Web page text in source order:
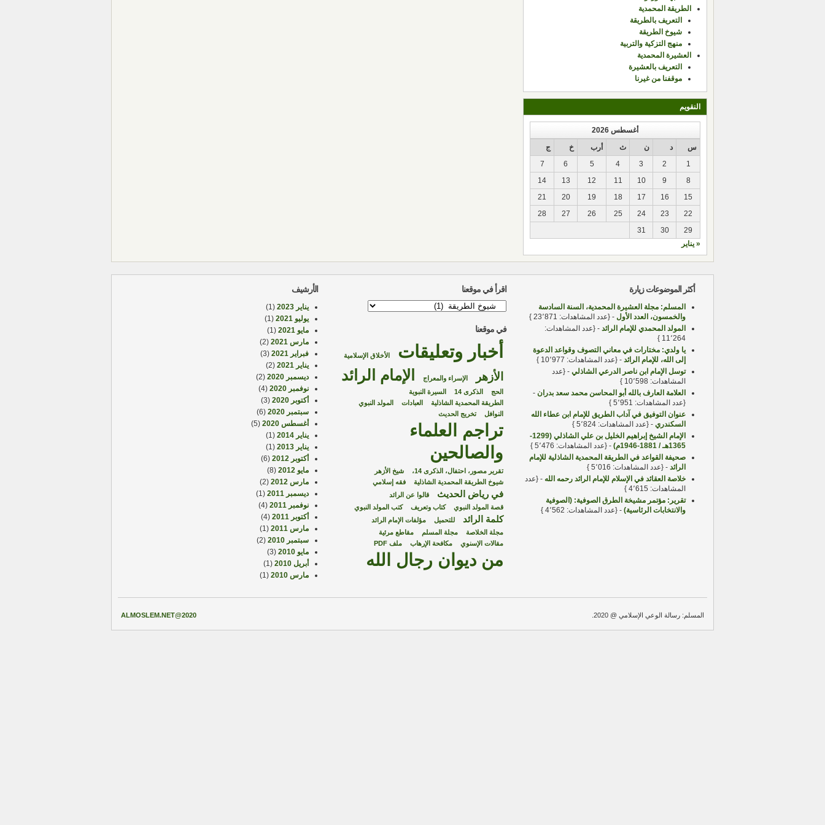
الطريقة المحمدية
التعريف بالطريقة
شيوخ الطريقة
منهج التزكية والتربية
العشيرة المحمدية
التعريف بالعشيرة
موقفنا من غيرنا
النقويم
أغسطس 2026
س
د ن ث أرب خ
ج
1
2
3
4
5
6
7
8
9
10
11
12
13
14
15
16
17
18
19
20
21
22
23
24
25
26
27
28
29
30
31
« يناير
أكثر الموضوعات زيارة
المسلم: مجلة العشيرة المحمدية، السنة السادسة
والخمسون، العدد الأول - {عدد المشاهدات: 23٬871 }
المولد المحمدي للإمام الرائد - {عدد المشاهدات:
11٬264 }
يا ولدي: مختارات في معاني التصوف وقواعد الدعوة
إلى الله، للإمام الرائد - {عدد المشاهدات: 10٬977 }
توسل الإمام ابن ناصر الدرعي الشاذلي - {عدد
المشاهدات: 10٬598 }
العلامة العارف بالله أبو المحاسن محمد سعد بدران -
{عدد المشاهدات: 5٬951 }
عنوان التوفيق في آداب الطريق للإمام ابن عطاء الله
السكندري - {عدد المشاهدات: 5٬824 }
الإمام الشيخ إبراهيم الخليل بن علي الشاذلي (1299-
1365هـ / 1881-1946م)
- {عدد المشاهدات: 5٬476 }
صحيفة القواعد في الطريقة المحمدية الشاذلية للإمام
الرائد - {عدد المشاهدات: 5٬016 }
خلاصة العقائد في الإسلام للإمام الرائد رحمه الله - {عدد
المشاهدات: 4٬615 }
تقرير: مؤتمر مشيخة الطرق الصوفية: (الصوفية
والانتخابات الرئاسية) - {عدد المشاهدات: 4٬562 }
اقرأ في موقعنا
في
موقعنا
في موقعنا
أخبار وتعليقات الأخلاق الإسلامية
الأزهر الإسراء والمعراج الإمام الرائد
الحج الذكرى 14
السيرة النبوية
الطريقة المحمدية الشاذلية
العبادات
المولد النبوي
النوافل
تخريج الحديث
تراجم العلماء
والصالحين
تقرير مصور، احتفال، الذكرى 14،
شيخ الأزهر
شيوخ الطريقة المحمدية الشاذلية
فقه إسلامي
في رياض الحديث
قالوا عن الرائد
قصة المولد النبوي
كتاب وتعريف كتب المولد النبوي
كلمة الرائد للتحميل
مؤلفات الإمام الرائد
مجلة الخلاصة
مجلة المسلم
مقاطع مرئية
مقالات الإسنوي
مكافحة الإرهاب ملف PDF
من ديوان رجال الله
الأرشيف
يناير 2023
(1)
يوليو 2021
(1)
مايو 2021
(1)
مارس 2021
(2)
فبراير 2021
(3)
يناير 2021
(2)
ديسمبر 2020
(2)
نوفمبر 2020
(4)
أكتوبر 2020
(3)
سبتمبر 2020
(6)
أغسطس 2020
(5)
يناير 2014
(1)
يناير 2013
(1)
أكتوبر 2012
(6)
مايو 2012
(8)
مارس 2012
(2)
ديسمبر 2011
(1)
نوفمبر 2011
(4)
أكتوبر 2011
(4)
مارس 2011
(1)
سبتمبر 2010
(2)
مايو 2010
(3)
أبريل 2010
(1)
مارس 2010
(1)
ALMOSLEM.NET@2020 المسلم: رسالة الوعي الإسلامي @ 2020.